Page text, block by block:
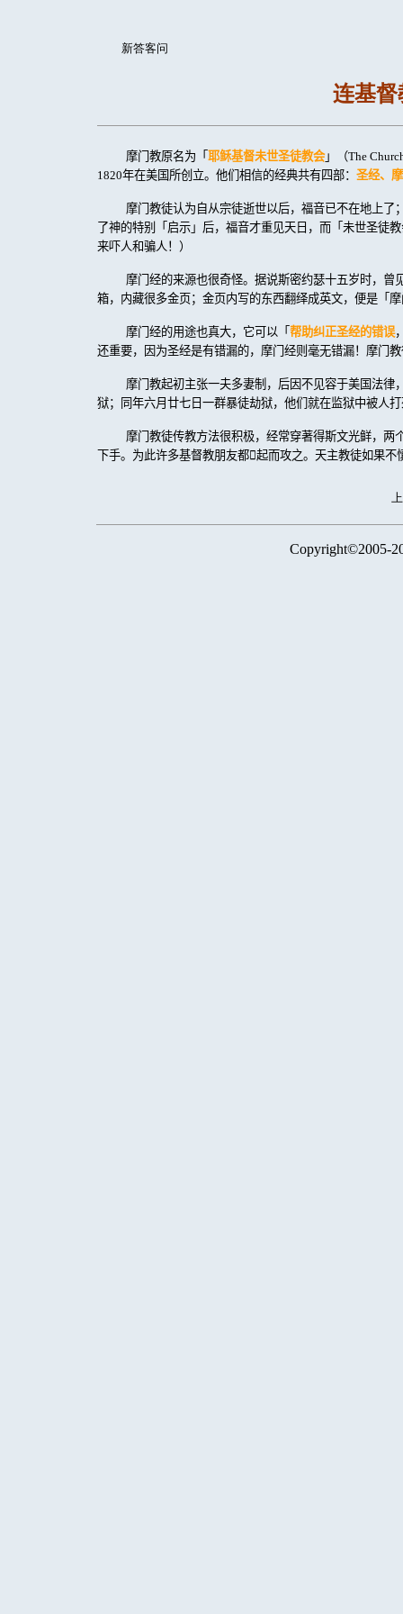
新答客问
连基督
摩门教原名为「 耶稣基督未世圣徒教会」（The
1820年在美国所创立。他们相信的经典共有四部： 圣经、
摩门教徒认为自从宗徒逝世以后，福音已不在地上
了神的特别「启示」后，福音才重见天日，而「未世圣徒
来吓人和骗人！）
摩门经的来源也很奇怪。据说斯密约瑟十五岁时，
箱，内藏很多金页；金页内写的东西翻绎成英文，便是「
摩门经的用途也真大，它可以「 帮助纠正圣经的错误
还重要，因为圣经是有错漏的，摩门经则毫无错漏！摩门
摩门教起初主张一夫多妻制，后因不见容于美国法
狱；同年六月廿七日一群暴徒劫狱，他们就在监狱中被人
摩门教徒传教方法很积极，经常穿著得斯文光鲜，
下手。为此许多基督教朋友都起而攻之。天主教徒如果不
Copyright©2005-